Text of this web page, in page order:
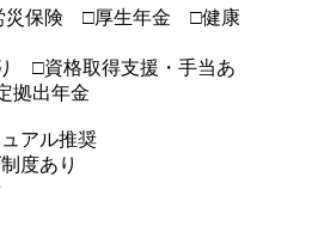
災保険 □厚生年金 □健康
□資格取得支援・手当あ
拠出年金
アル推奨
度あり